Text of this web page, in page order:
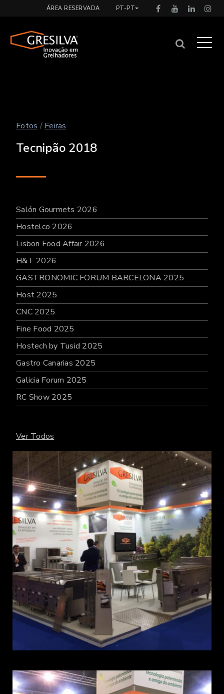
ÁREA RESERVADA PT-PT
Fotos / Feiras
Tecnipão 2018
Salón Gourmets 2026
Hostelco 2026
Lisbon Food Affair 2026
H&T 2026
GASTRONOMIC FORUM BARCELONA 2025
Host 2025
CNC 2025
Fine Food 2025
Hostech by Tusid 2025
Gastro Canarias 2025
Galicia Forum 2025
RC Show 2025
Ver Todos